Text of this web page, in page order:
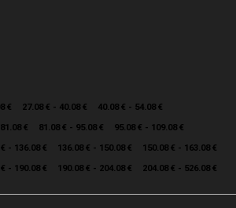
€ 27.08 € - 40.08 €
40.08 € - 54.08 €
€ 81.08 € - 95.08 €
95.08 € - 109.08 €
- 136.08 € 136.08 € - 150.08 €
150.08 € - 163.08 €
- 190.08 € 190.08 € - 204.08 € 204.08 € - 526.08 €